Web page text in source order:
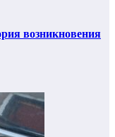
возникновения